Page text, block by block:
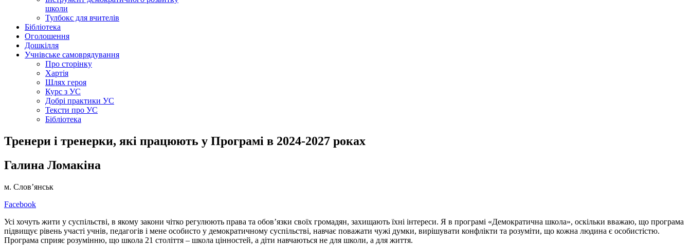
школи
Тулбокс для вчителів
Бібліотека
Оголошення
Дошкілля
Учнівське самоврядування
Про сторінку
Хартія
Шлях героя
Курс з УС
Добрі практики УС
Тексти про УС
Бібліотека
Тренери і тренерки, які працюють у Програмі в 2024-2027 роках
Галина Ломакіна
м. Слов’янськ
Facebook
Усі хочуть жити у суспільстві, в якому закони чітко регулюють права та обов’язки своїх громадян, захищають їхні інтереси. Я в програмі «Демократична школа», оскільки вважаю, що програма
підвищує рівень участі учнів, педагогів і мене особисто у демократичному суспільстві, навчає поважати чужі думки, вирішувати конфлікти та розуміти, що кожна людина є особистістю.
Програма сприяє розумінню, що школа 21 століття – школа цінностей, а діти навчаються не для школи, а для життя.